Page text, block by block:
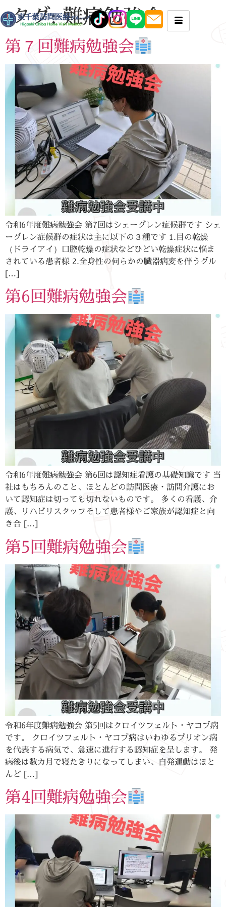
タグ:難病勉強会
第７回難病勉強会
令和6年度難病勉強会 第7回はシェーグレン症候群です シェ
ーグレン症候群の症状は主に以下の３種です 1.目の乾燥
（ドライアイ）口腔乾燥の症状などひどい乾燥症状に悩ま
されている患者様 2.全身性の何らかの臓器病変を伴うグル
[…]
第6回難病勉強会
令和6年度難病勉強会 第6回は認知症看護の基礎知識です 当
社はもちろんのこと、ほとんどの訪問医療・訪問介護にお
いて認知症は切っても切れないものです。 多くの看護、介
護、リハビリスタッフそして患者様やご家族が認知症と向
き合 […]
第5回難病勉強会
令和6年度難病勉強会 第5回はクロイツフェルト・ヤコブ病
です。 クロイツフェルト・ヤコブ病はいわゆるプリオン病
を代表する病気で、急速に進行する認知症を呈します。 発
病後は数カ月で寝たきりになってしまい、自発運動はほと
んど […]
第4回難病勉強会